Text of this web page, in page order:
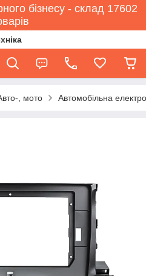
бізнесу - склад 17602
, мото Автомобільна